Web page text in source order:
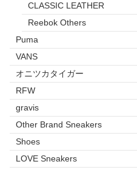
CLASSIC LEATHER
Reebok Others
Puma
VANS
オニツカタイガー
RFW
gravis
Other Brand Sneakers
Shoes
LOVE Sneakers